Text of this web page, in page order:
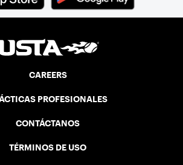
CAREERS
PROFESIONALES
CONTÁCTANOS
TÉRMINOS DE USO